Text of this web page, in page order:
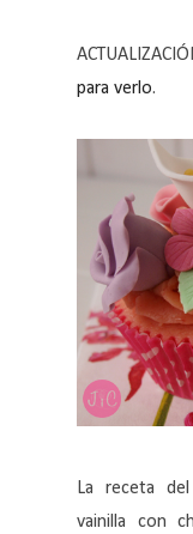
para verlo.
La receta
vainilla con